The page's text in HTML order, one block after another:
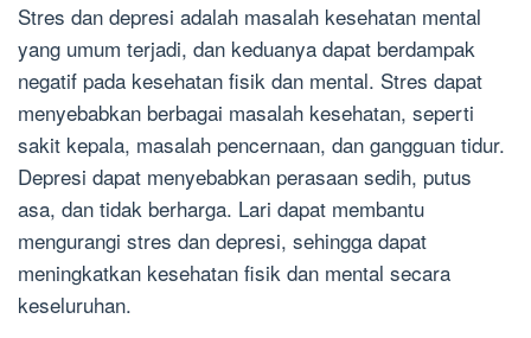
Stres dan depresi adalah masalah kesehatan mental
yang umum terjadi, dan keduanya dapat berdampak
negatif pada kesehatan fisik dan mental. Stres dapat
menyebabkan berbagai masalah kesehatan, seperti
sakit kepala, masalah pencernaan, dan gangguan tidur.
Depresi dapat menyebabkan perasaan sedih, putus
asa, dan tidak berharga. Lari dapat membantu
mengurangi stres dan depresi, sehingga dapat
meningkatkan kesehatan fisik dan mental secara
keseluruhan.